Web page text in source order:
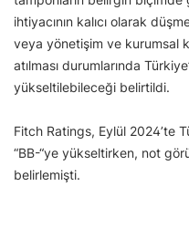
ihtiyacının kalıcı olarak
veya yönetişim ve kurumsal
atılması durumlarında
yükseltilebileceği belirtildi.
Fitch Ratings, Eylül 2024’te
“BB-“ye yükseltirken, not
belirlemişti.